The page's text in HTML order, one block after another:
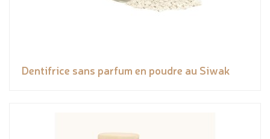
Dentifrice sans parfum en poudre au Siwak